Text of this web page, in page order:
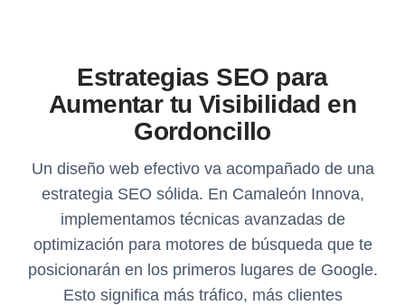
Estrategias SEO para
Aumentar tu Visibilidad en
Gordoncillo
Un diseño web efectivo va acompañado de una
estrategia SEO sólida. En Camaleón Innova,
implementamos técnicas avanzadas de
optimización para motores de búsqueda que te
posicionarán en los primeros lugares de Google.
Esto significa más tráfico, más clientes